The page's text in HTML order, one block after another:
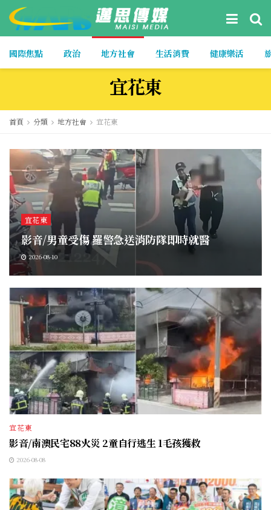
國際焦點 政治 地方社會 生活消費 健康樂活
宜花東
首頁 分類 地方社會 宜花東
宜花東
影音/男童受傷 羅警急送消防隊即時就醫
2026-08-10
宜花東
影音/南澳民宅88火災 2童自行逃生 1毛孩獲救
2026-08-08